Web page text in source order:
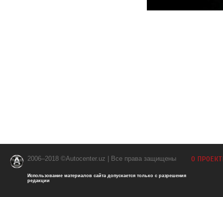
2006–2018 ©Autocenter.uz | Все права защищены
Использование материалов сайта допускается только с разрешения
редакции
О